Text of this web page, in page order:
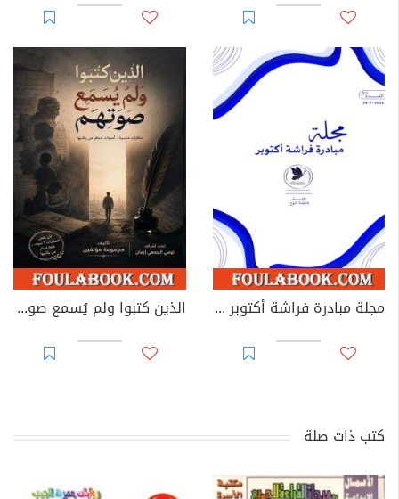
مجلة مبادرة فراشة أكتوبر - العدد 39 الذين كتبوا ولم يُسمع صوتهم
كتب ذات صلة